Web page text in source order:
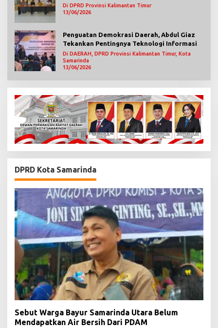
Mengawasi Jalannya Pemerintahan
Di DPRD Provinsi Kalimantan Timur
13/06/2026
Penguatan Demokrasi Daerah, Abdul Giaz
Tekankan Pentingnya Teknologi Informasi
Di DAERAH, DPRD Provinsi Kalimantan Timur, Kota
Samarinda
13/06/2026
DPRD Kota Samarinda
Sebut Warga Bayur Samarinda Utara Belum
Mendapatkan Air Bersih Dari PDAM